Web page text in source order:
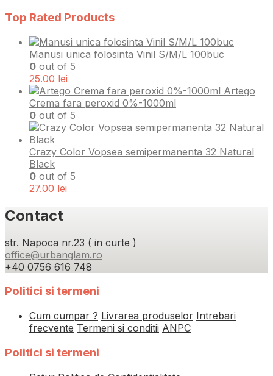
Top Rated Products
Manusi unica folosinta Vinil S/M/L 100buc
0 out of 5
25.00 lei
Artego
Crema fara peroxid 0%-1000ml
0 out of 5
Crazy Color Vopsea semipermanenta 32 Natural
Black
0 out of 5
27.00 lei
Contact
str. Napoca nr.23 ( in curte )
office@urbanglam.ro
+40 0756 616 748
Politici si termeni
Cum cumpar ? Livrarea produselor Intrebari
frecvente Termeni si conditii ANPC
Politici si termeni